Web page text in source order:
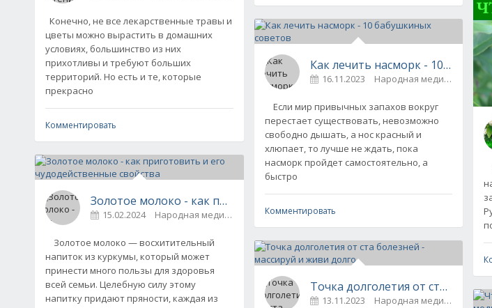
Конечно, не все лекарственные травы и
цветы можно вырастить в домашних
условиях, большинство из них
прихотливы и требуют больших
территорий. Но есть и те, которые
прекрасно
Комментировать
Золотое молоко - как приготовить и его чудодейственные свойства
15.02.2024 Народная медицина / Секреты красоты
Золотое молоко — восхитительный
напиток из куркумы, который может
принести много пользы для здоровья
всей семьи. Целебную силу этому
напитку придают пряности, каждая из
Как лечить насморк - 10
16.11.2023 Народная медицина 0
Если мир привычных запахов вокруг
перестает существовать, невозможно
свободно дышать, а нос красный и
хлюпает, то лучше не ждать, пока
насморк пройдет самостоятельно, а
быстро
Комментировать
Точка долголетия от ста
13.11.2023 Народная медицина 0